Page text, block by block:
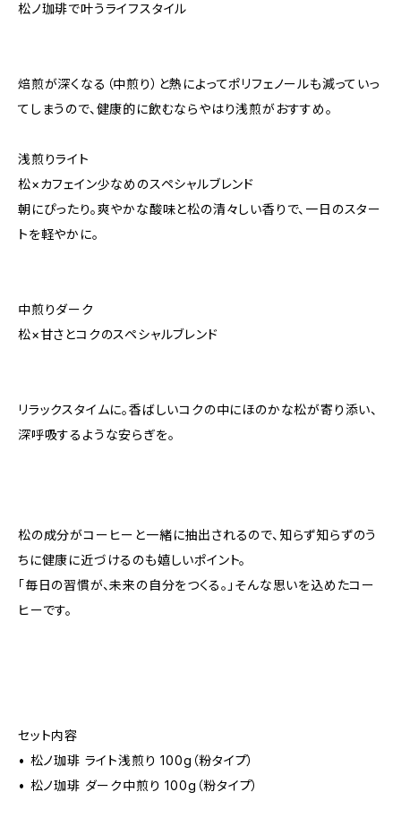
松ノ珈琲で叶うライフスタイル
焙煎が深くなる（中煎り）と熱によってポリフェノールも減っていっ
てしまうので、健康的に飲むならやはり浅煎がおすすめ。
浅煎りライト
松×カフェイン少なめのスペシャルブレンド
朝にぴったり。爽やかな酸味と松の清々しい香りで、一日のスター
トを軽やかに。
中煎りダーク
松×甘さとコクのスペシャルブレンド
リラックスタイムに。香ばしいコクの中にほのかな松が寄り添い、
深呼吸するような安らぎを。
松の成分がコーヒーと一緒に抽出されるので、知らず知らずのう
ちに健康に近づけるのも嬉しいポイント。
「毎日の習慣が、未来の自分をつくる。」そんな思いを込めたコー
ヒーです。
セット内容
• 松ノ珈琲 ライト浅煎り 100g（粉タイプ）
• 松ノ珈琲 ダーク中煎り 100g（粉タイプ）